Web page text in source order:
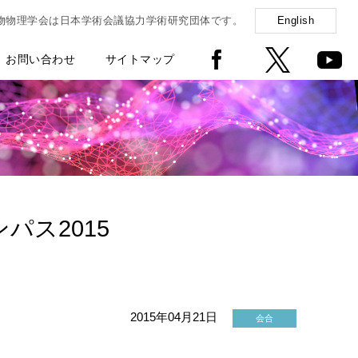
物理学会は日本学術会議協力学術研究団体です。 English
お問い合わせ サイトマップ
パス2015
2015年04月21日 会合